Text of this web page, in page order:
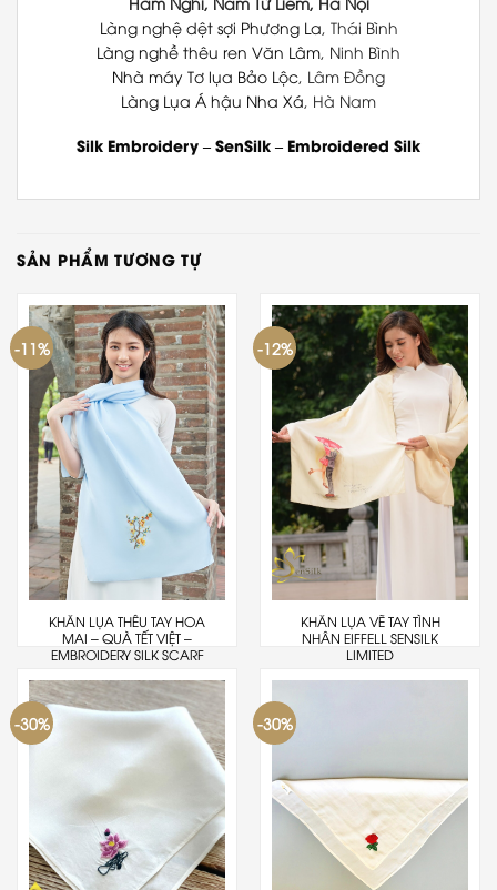
Làng nghệ dệt sợi Phương La , Thái Bình
Làng nghề thêu ren Văn Lâm , Ninh Bình
Nhà máy Tơ lụa Bảo Lộc , Lâm Đồng
Làng Lụa Á hậu Nha Xá , Hà Nam
Silk Embroidery–SenSilk– Embroidered Silk
SẢN PHẨM TƯƠNG TỰ
-11%
KHĂN LỤA THÊU TAY HOA
MAI – QUÀ TẾT VIỆT –
EMBROIDERY SILK SCARF
-12%
KHĂN LỤA VẼ TAY TÌNH
NHÂN EIFFELL SENSILK
LIMITED
-30% -30%